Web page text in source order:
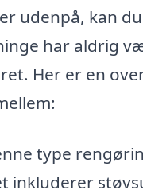
udenpå, kan
har aldrig
Her er en
type
inkluderer